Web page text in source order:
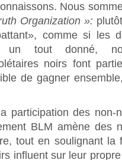
Nous
Organization »:
comme si les
un tout donné,
noirs font
de gagner
participation des non-
BLM amène des
tout en soulignant la
influent sur leur